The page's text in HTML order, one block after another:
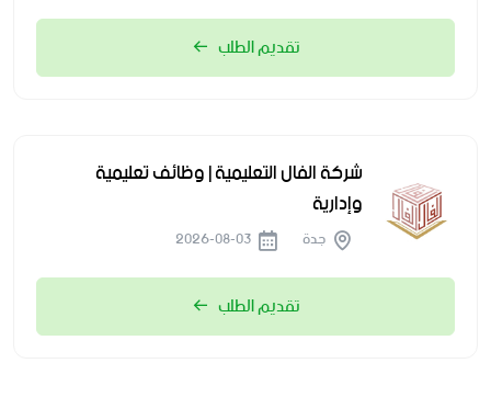
تقديم الطلب
شركة الفال التعليمية | وظائف تعليمية
وإدارية
جدة
تقديم الطلب